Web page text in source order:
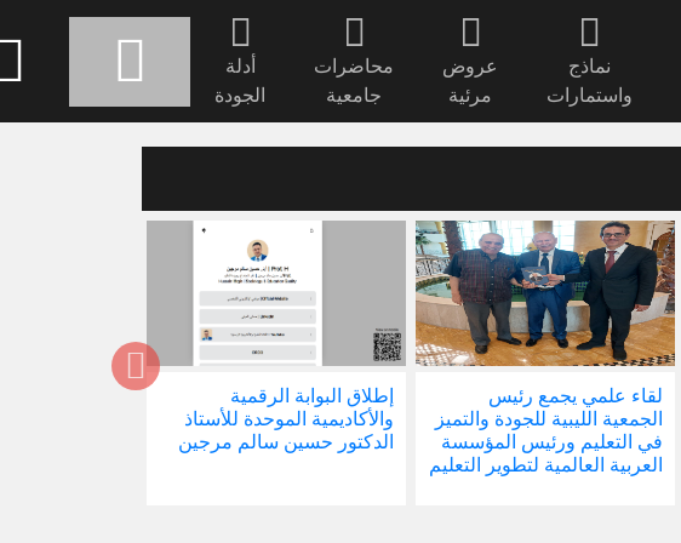
نماذج
واستمارات
عروض
مرئية
محاضرات
جامعية
أدلة
الجودة
لقاء علمي يجمع رئيس
الجمعية الليبية للجودة والتميز
في التعليم ورئيس المؤسسة
العربية العالمية لتطوير التعليم
إطلاق البوابة الرقمية
والأكاديمية الموحدة للأستاذ
الدكتور حسين سالم مرجين